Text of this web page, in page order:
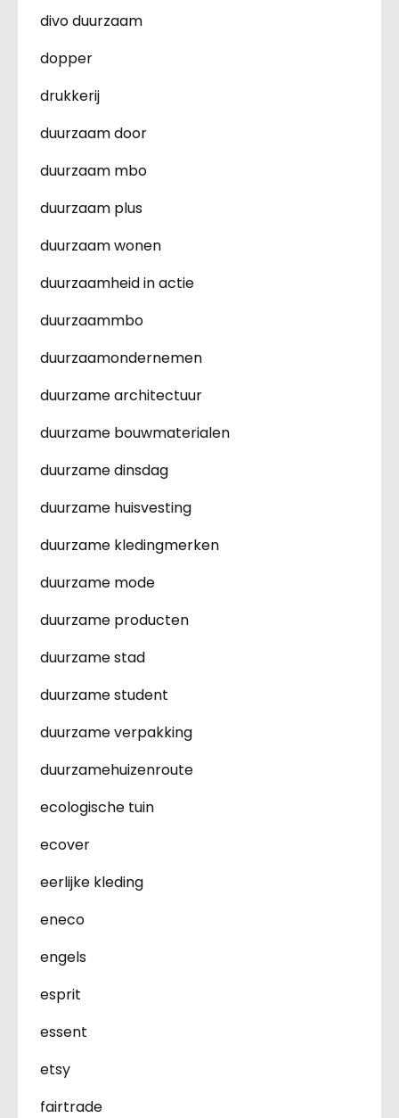
divo duurzaam
dopper
drukkerij
duurzaam door
duurzaam mbo
duurzaam plus
duurzaam wonen
duurzaamheid in actie
duurzaammbo
duurzaamondernemen
duurzame architectuur
duurzame bouwmaterialen
duurzame dinsdag
duurzame huisvesting
duurzame kledingmerken
duurzame mode
duurzame producten
duurzame stad
duurzame student
duurzame verpakking
duurzamehuizenroute
ecologische tuin
ecover
eerlijke kleding
eneco
engels
esprit
essent
etsy
fairtrade